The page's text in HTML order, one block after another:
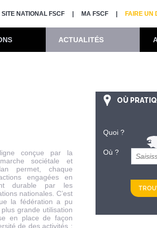
SITE NATIONAL FSCF MA FSCF FAIRE UN
ACTUALITÉS
conçue par la
sociétale et
permet, chaque
engagées en
durable par les
nationales. C’est
la fédération a pu
grande utilisation
en place de façon
de des activités :
OÙ
Quoi ?
Où ?
et
km